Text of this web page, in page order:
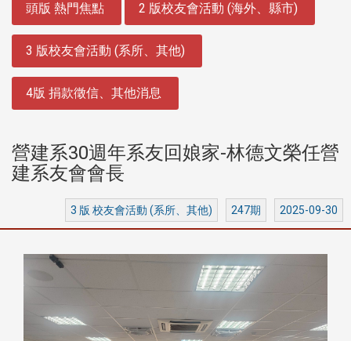
頭版 熱門焦點 2 版校友會活動 (海外、縣市)
3 版校友會活動 (系所、其他)
4版 捐款徵信、其他消息
營建系30週年系友回娘家-林德文榮任營
建系友會會長
3 版 校友會活動 (系所、其他) 247期 2025-09-30